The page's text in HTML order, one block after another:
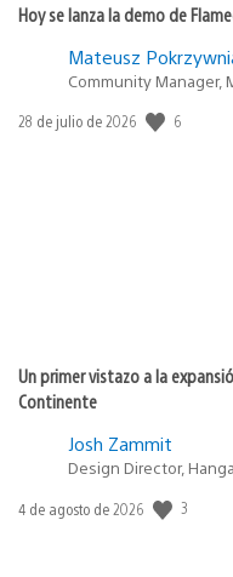
Hoy se lanza la demo de
Mateusz
Community Manager,
Fecha
28 de julio de 2026 6
Un primer vistazo a la
Continente
Josh Zammit
Design Director,
Fecha
4 de agosto de 2026 3